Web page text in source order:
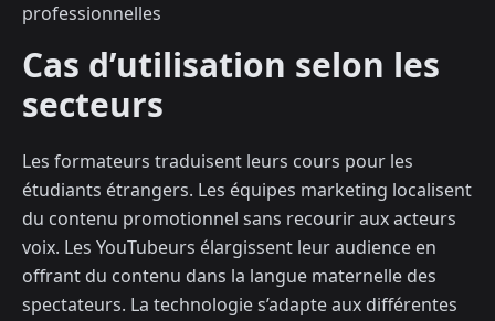
professionnelles
Cas d’utilisation selon les
secteurs
Les formateurs traduisent leurs cours pour les
étudiants étrangers. Les équipes marketing localisent
du contenu promotionnel sans recourir aux acteurs
voix. Les YouTubeurs élargissent leur audience en
offrant du contenu dans la langue maternelle des
spectateurs. La technologie s’adapte aux différentes